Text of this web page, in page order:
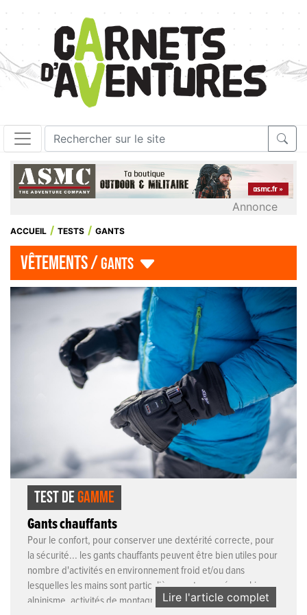
Annonce
ACCUEIL TESTS GANTS
vêtements /gants
TEST DEGAMME
Gants chauffants
Pour le confort, pour conserver une dextérité correcte, pour
la sécurité... les gants chauffants peuvent être bien utiles pour
nombre d'activités en environnement froid et/ou dans
lesquelles les mains sont particulièrement exposées : ski,
alpinisme, activités de montagne, vélo, snowkite, parapente,
Lire l'article complet